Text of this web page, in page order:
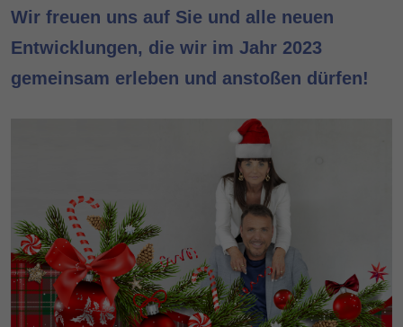
Wir freuen uns auf Sie und alle neuen
Entwicklungen, die wir im Jahr 2023
gemeinsam erleben und anstoßen dürfen!